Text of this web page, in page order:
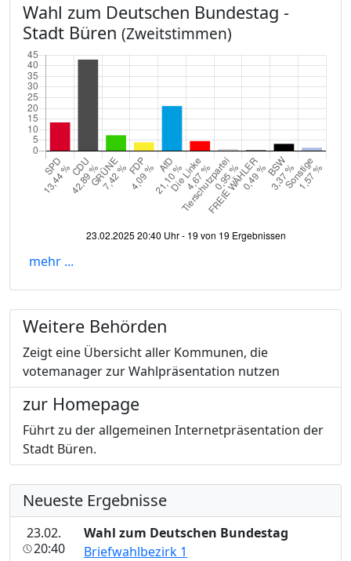
Wahl zum Deutschen Bundestag -
Stadt Büren (Zweitstimmen)
mehr ...
Weitere Behörden
Zeigt eine Übersicht aller Kommunen, die
votemanager zur Wahlpräsentation nutzen
zur Homepage
Führt zu der allgemeinen Internetpräsentation der
Stadt Büren.
Neueste Ergebnisse
23.02.
20:40
Wahl zum Deutschen Bundestag
Briefwahlbezirk 1